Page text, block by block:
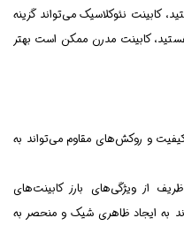
کابینت نئوکلاسیک می‌تواند گزینه
کابینت مدرن ممکن است بهتر
و روکش‌های مقاوم می‌تواند به
از ویژگی‌های بارز کابینت‌های
به ایجاد ظاهری شیک و منحصر به